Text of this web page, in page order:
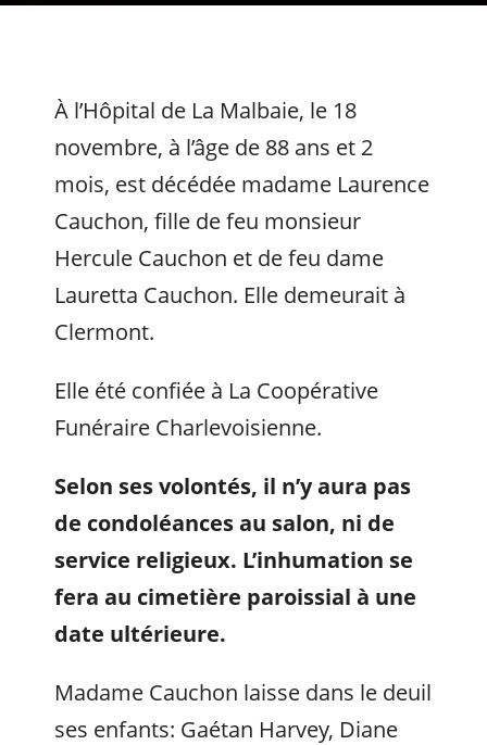
À l’Hôpital de La Malbaie, le 18
novembre, à l’âge de 88 ans et 2
mois, est décédée madame Laurence
Cauchon, fille de feu monsieur
Hercule Cauchon et de feu dame
Lauretta Cauchon. Elle demeurait à
Clermont.
Elle été confiée à La Coopérative
Funéraire Charlevoisienne.
Selon ses volontés, il n’y aura pas
de condoléances au salon, ni de
service religieux. L’inhumation se
fera au cimetière paroissial à une
date ultérieure.
Madame Cauchon laisse dans le deuil
ses enfants: Gaétan Harvey, Diane